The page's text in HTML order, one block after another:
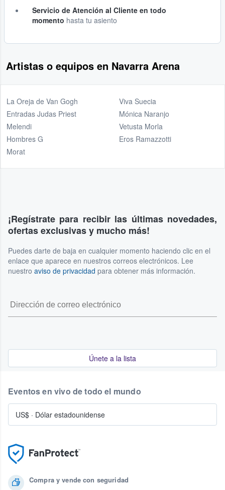
Servicio de Atención al Cliente en todo
momento hasta tu asiento
Artistas o equipos en Navarra Arena
La Oreja de Van Gogh
Entradas Judas Priest
Melendi
Hombres G
Morat
Viva Suecia
Mónica Naranjo
Vetusta Morla
Eros Ramazzotti
¡Regístrate para recibir las últimas novedades,
ofertas exclusivas y mucho más!
Puedes darte de baja en cualquier momento haciendo clic en el
enlace que aparece en nuestros correos electrónicos. Lee
nuestro aviso de privacidad para obtener más información.
Únete a la lista
Compra y vende con seguridad
Eventos en vivo de todo el mundo
US$ · Dólar estadounidense